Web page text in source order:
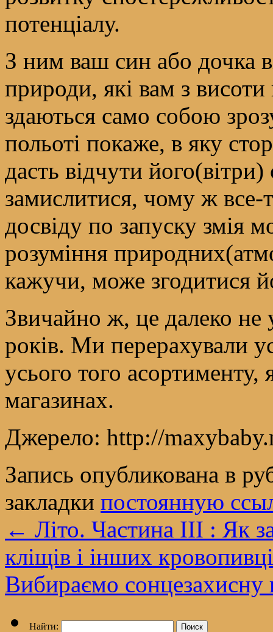
потенціалу.
З ним ваш син або дочка
природи, які вам з
здаються само собою
польоті покаже, в яку
дасть відчути
замислитися, чому ж все-
досвіду по запуску змія
розуміння
кажучи, може згодитися
Звичайно ж, це далеко не
років. Ми перерахували
усього того асортименту,
магазинах.
Джерело: http://
Запись опубликована в
закладки постоянную
← Літо. Частина III : Як
кліщів і інших
Вибираємо
Найти: